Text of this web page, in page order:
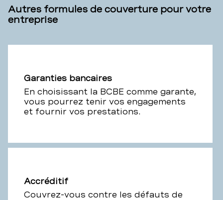
Autres formules de couverture pour votre
entreprise
Garanties bancaires
En choisissant la BCBE comme garante,
vous pourrez tenir vos engagements
et fournir vos prestations.
Accréditif
Couvrez-vous contre les défauts de